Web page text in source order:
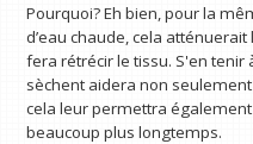
Pourquoi? Eh bien, pour la
d’eau chaude, cela
fera rétrécir le tissu. S'en
sèchent aidera non
cela leur permettra
beaucoup plus longtemps.